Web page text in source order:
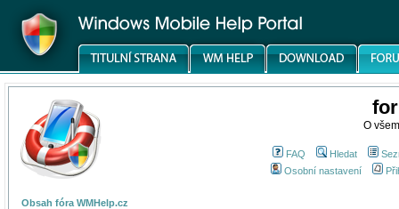
O
FAQ Hledat
Osobní nastavení
Obsah fóra WMHelp.cz